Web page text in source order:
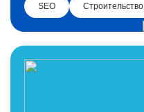
SEO Строительство